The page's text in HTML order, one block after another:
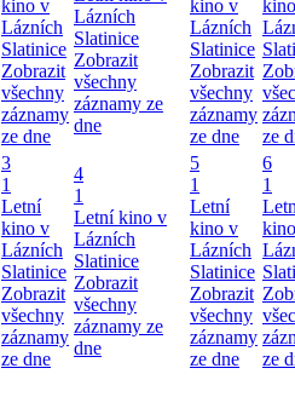
kino v
Lázních
Slatinice
Zobrazit
všechny
záznamy
ze dne
Lázních
Slatinice
Zobrazit
všechny
záznamy ze
dne
kino v
Lázních
Slatinice
Zobrazit
všechny
záznamy
ze dne
ze
3
1
Letní
kino v
Lázních
Slatinice
Zobrazit
všechny
záznamy
ze dne
4
1
Letní kino v
Lázních
Slatinice
Zobrazit
všechny
záznamy ze
dne
5
1
Letní
kino v
Lázních
Slatinice
Zobrazit
všechny
záznamy
ze dne
6
1
ze